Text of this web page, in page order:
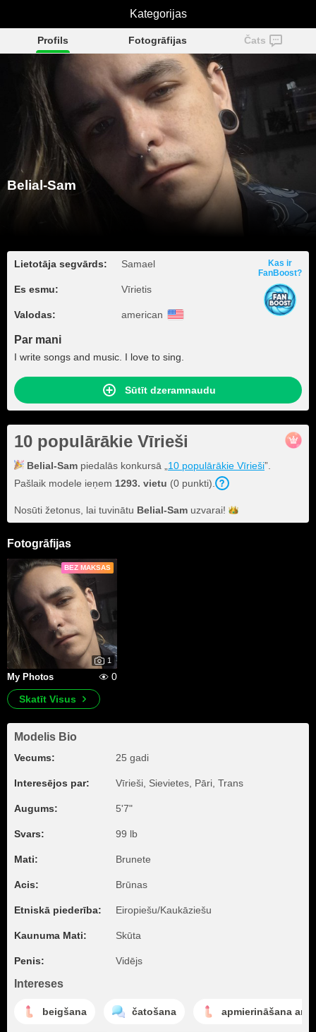
Belial-Sam
Profils Fotogrāfijas Čats
Belial-Sam
Lietotāja segvārds: Samael
Es esmu: Vīrietis
Valodas: american
Kas ir
FanBoost?
Par mani
I write songs and music. I love to sing.
Sūtīt dzeramnaudu
10 populārākie Vīrieši
Belial-Sam piedalās konkursā „ 10 populārākie Vīrieši”.
Pašlaik modele ieņem 1293. vietu (0 punkti).
Nosūti žetonus, lai tuvinātu Belial-Sam uzvarai!
Fotogrāfijas
BEZ MAKSAS
1
My Photos
0
Skatīt Visus
Modelis Bio
Vecums: 25 gadi
Interesējos par: Vīrieši, Sievietes, Pāri, Trans
Augums: 5'7"
Svars: 99 lb
Mati: Brunete
Acis: Brūnas
Etniskā piederība: Eiropiešu/Kaukāziešu
Kaunuma Mati: Skūta
Penis: Vidējs
Intereses
beigšana čatošana apmierināšana ar
Kategorijas